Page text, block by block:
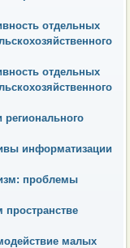
отдельных
отдельных
информатизации
проблемы
малых